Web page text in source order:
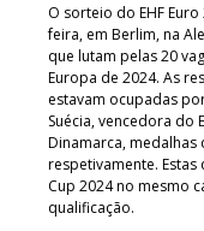
O sorteio do EHF
feira, em Berlim, na
que lutam pelas 20
Europa de 2024. As
estavam ocupadas
Suécia, vencedora do
Dinamarca, medalhas
respetivamente. Estas
Cup 2024 no mesmo
qualificação.